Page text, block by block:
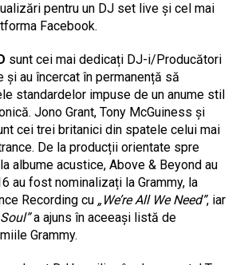
pentru un DJ set live și cel mai
Facebook.
sunt cei mai dedicați DJ-i/Producători
și au încercat în permanență să
standardelor impuse de un anume stil
Jono Grant, Tony McGuiness și
cei trei britanici din spatele celui mai
De la producții orientate spre
albume acustice, Above & Beyond au
au fost nominalizați la Grammy, la
Recording cu „We’re All We Need”, iar
a ajuns în aceeași listă de
Grammy.